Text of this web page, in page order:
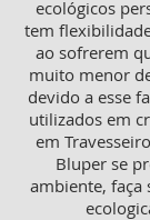
ecológicos
tem
ao sofrerem
muito menor
devido a esse
utilizados em
em
Bluper se
ambiente, faça